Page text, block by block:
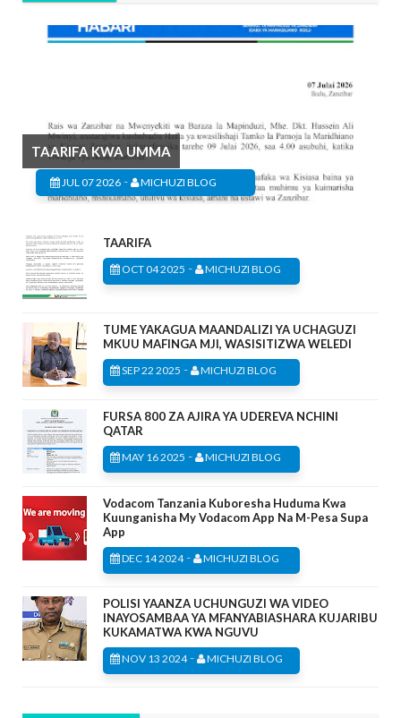
TAARIFA KWA UMMA
JUL 07 2026 - MICHUZI BLOG
TAARIFA
OCT 04 2025 - MICHUZI BLOG
TUME YAKAGUA MAANDALIZI YA UCHAGUZI
MKUU MAFINGA MJI, WASISITIZWA WELEDI
SEP 22 2025 - MICHUZI BLOG
FURSA 800 ZA AJIRA YA UDEREVA NCHINI
QATAR
MAY 16 2025 - MICHUZI BLOG
Vodacom Tanzania Kuboresha Huduma Kwa
Kuunganisha My Vodacom App Na M-Pesa Supa
App
DEC 14 2024- MICHUZI BLOG
POLISI YAANZA UCHUNGUZI WA VIDEO
INAYOSAMBAA YA MFANYABIASHARA KUJARIBU
KUKAMATWA KWA NGUVU
NOV 13 2024- MICHUZI BLOG